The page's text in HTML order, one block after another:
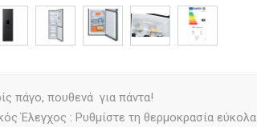
πάγο, πουθενά  για πάντα!
Έλεγχος : Ρυθμίστε τη θερμοκρασία εύκολα